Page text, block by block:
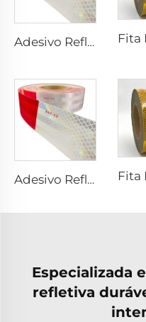
Adesivo Refletivo Vermelho e Branco, Fita Refletora, Fita Refletiva Dot C2 para Caminhão
Adesivo Refletivo Vermelho e Branco, Fita Refletora, Fita Refletiva Dot C2 para Caminhão
Especializada
refletiva